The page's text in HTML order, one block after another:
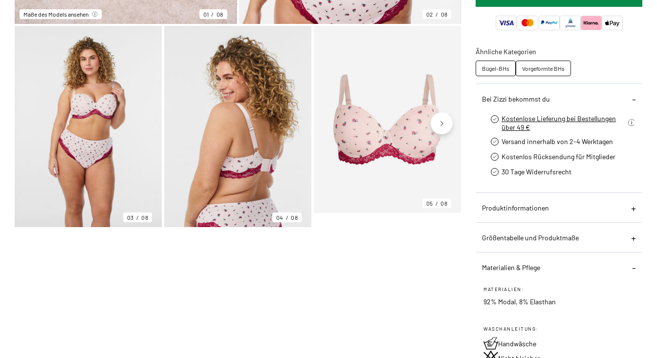
Maße des Models ansehen 01 08 02 08
03 08 04 08
05 08
Ähnliche Kategorien
Bügel-BHs Vorgeformte BHs
Bei Zizzi bekommst du
Kostenlose Lieferung bei Bestellungen
über 49 €
Versand innerhalb von 2-4 Werktagen
Kostenlos Rücksendung für Mitglieder
30 Tage Widerrufsrecht
Produktinformationen
Größentabelle und Produktmaße
Materialien & Pflege
MATERIALIEN:
92% Modal, 8% Elasthan
WASCHANLEITUNG:
Handwäsche